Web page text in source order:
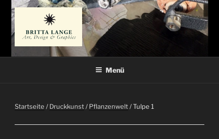
Zum
Inhalt
springen
BRITTA LANGE
Menü
Startseite /Druckkunst/Pflanzenwelt/ Tulpe 1